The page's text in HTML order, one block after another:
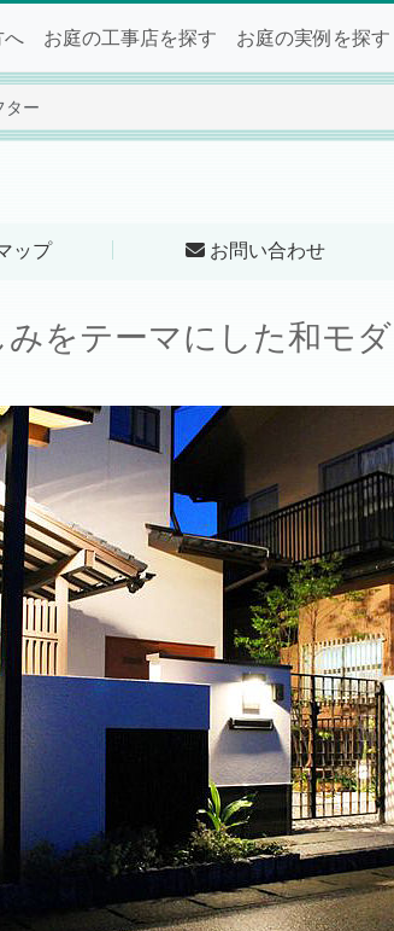
へ お庭の工事店を探す お庭の実例を探す
ター
ップ お問い合わせ
をテーマにした和モ